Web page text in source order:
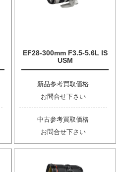
EF28-300mm F3.5-5.6L IS
USM
新品参考買取価格
お問合せ下さい
中古参考買取価格
お問合せ下さい